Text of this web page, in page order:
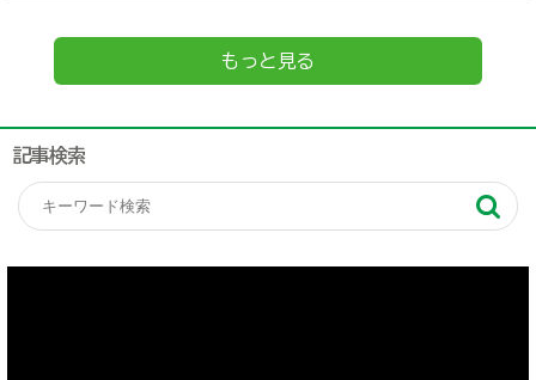
もっと見る
記事検索